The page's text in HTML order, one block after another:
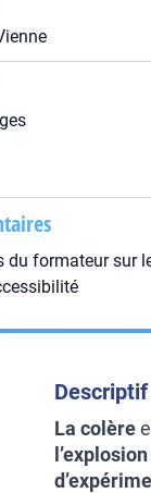
du formateur sur
La colère